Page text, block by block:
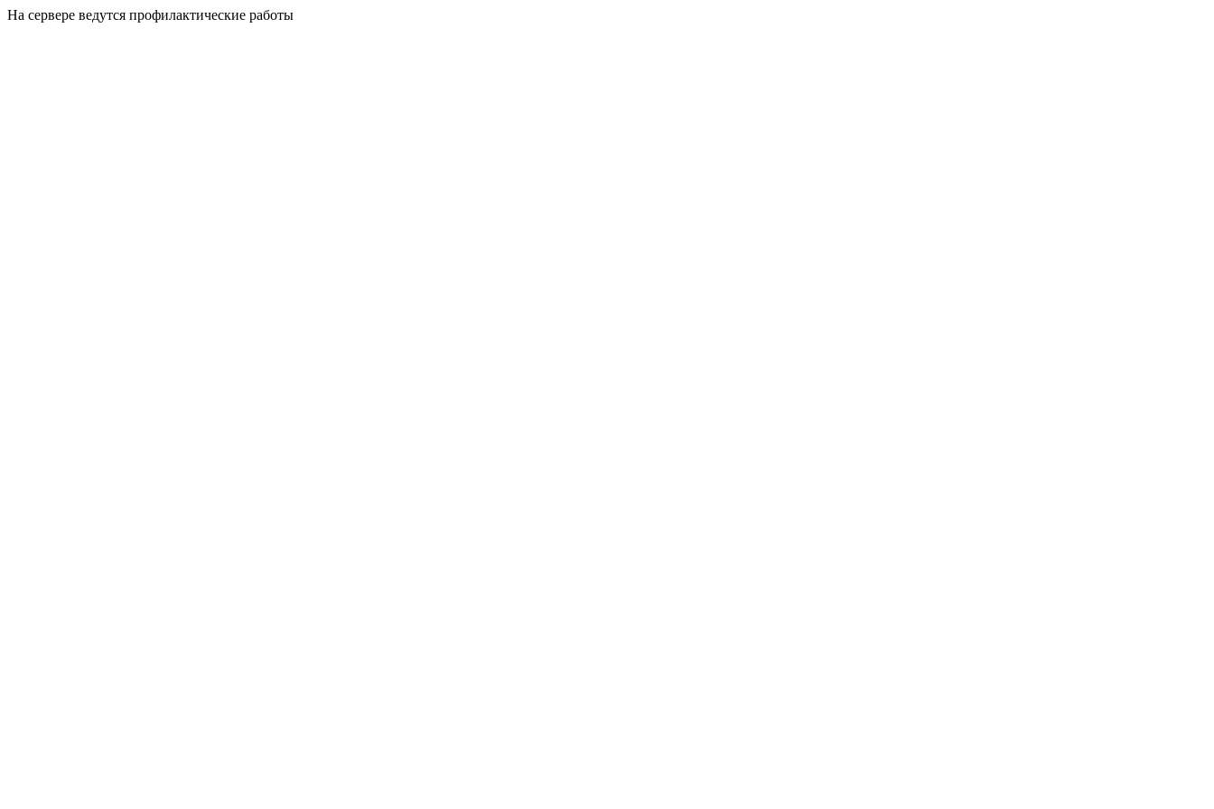
На сервере ведутся профилактические работы